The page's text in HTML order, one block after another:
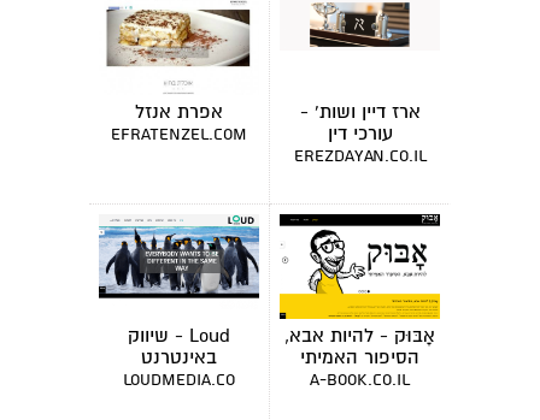
ארז דיין ושות' -
עורכי דין
erezdayan.co.il
אפרת אנזל
efratenzel.com
אָבּוּק - להיות אבא,
הסיפור האמיתי
a-book.co.il
Loud - שיווק
באינטרנט
loudmedia.co